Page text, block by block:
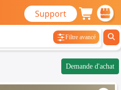
Support
Filtre avancé
Demande d'achat